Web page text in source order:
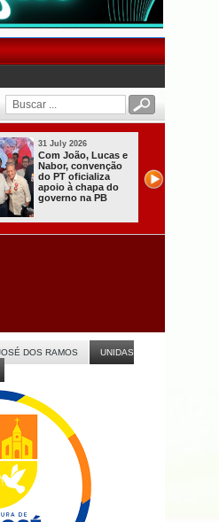
31 July 2026
Presidente do TRE-
PB garante eleições
de 2026 com
“tranquilidade,
eficiência e
celeridade” na PB
DOS RAMOS
UNIDAS